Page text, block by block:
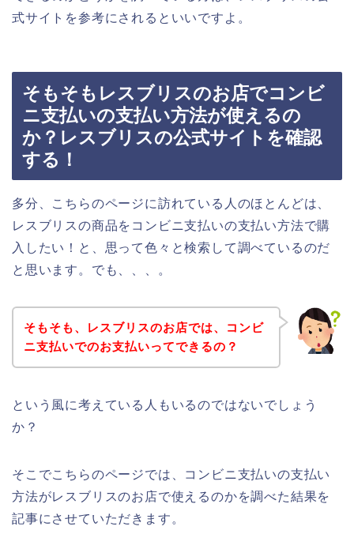
式サイトを参考にされるといいですよ。
そもそもレスブリスのお店でコンビ
ニ支払いの支払い方法が使えるの
か？レスブリスの公式サイトを確認
する！
多分、こちらのページに訪れている人のほとんどは、
レスブリスの商品をコンビニ支払いの支払い方法で購
入したい！と、思って色々と検索して調べているのだ
と思います。でも、、、。
そもそも、レスブリスのお店では、コンビ
ニ支払いでのお支払いってできるの？
という風に考えている人もいるのではないでしょう
か？
そこでこちらのページでは、コンビニ支払いの支払い
方法がレスブリスのお店で使えるのかを調べた結果を
記事にさせていただきます。